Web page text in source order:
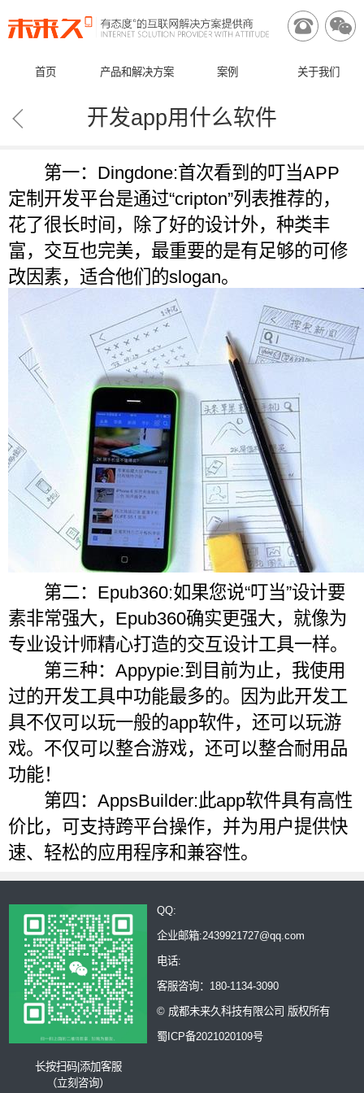
 
首页 产品和解决方案 案例 关于我们
 开发app用什么软件
第一：Dingdone:首次看到的叮当APP
定制开发平台是通过“cripton”列表推荐的，
花了很长时间，除了好的设计外，种类丰
富，交互也完美，最重要的是有足够的可修
改因素，适合他们的slogan。
第二：Epub360:如果您说“叮当”设计要
素非常强大，Epub360确实更强大，就像为
专业设计师精心打造的交互设计工具一样。
第三种：Appypie:到目前为止，我使用
过的开发工具中功能最多的。因为此开发工
具不仅可以玩一般的app软件，还可以玩游
戏。不仅可以整合游戏，还可以整合耐用品
功能！
第四：AppsBuilder:此app软件具有高性
价比，可支持跨平台操作，并为用户提供快
速、轻松的应用程序和兼容性。
长按扫码|添加客服
（立刻咨询）
QQ:
企业邮箱:2439921727@qq.com
电话:
客服咨询：180-1134-3090
© 成都未来久科技有限公司 版权所有
蜀ICP备2021020109号